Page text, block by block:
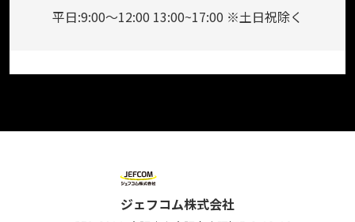
平日:9:00～12:00 13:00~17:00 ※土日祝除く
ジェフコム株式会社